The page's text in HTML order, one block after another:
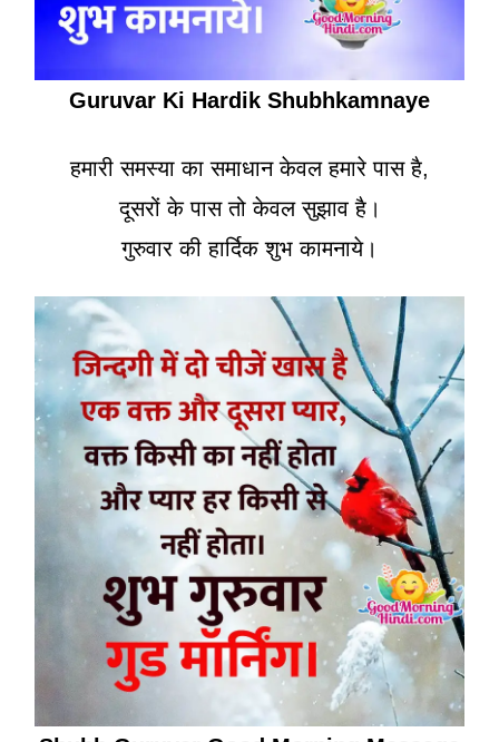
Guruvar Ki Hardik Shubhkamnaye
हमारी समस्या का समाधान केवल हमारे पास है,
दूसरों के पास तो केवल सुझाव है।
गुरुवार की हार्दिक शुभ कामनाये।